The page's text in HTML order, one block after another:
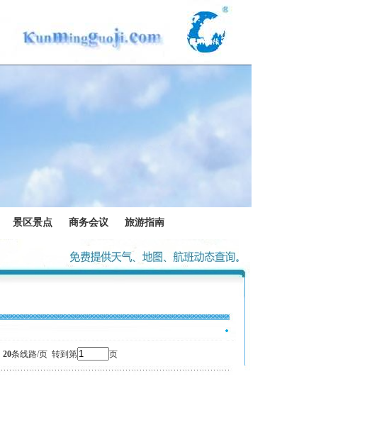
景区景点 商务会议 旅游指南
20条线路/页 转到第 页